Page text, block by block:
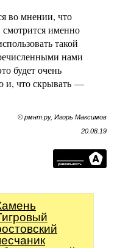
во мнении, что
именно
такой
нами
будет очень
и, что скрывать —
© рмнт.ру, Игорь Максимов
20.08.19